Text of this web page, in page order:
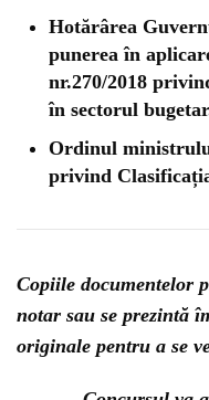
Hotărârea
punerea în
nr.270/2018
în sectorul
Ordinul
privind
Copiile documentelor
notar sau se prezintă
originale pentru a se